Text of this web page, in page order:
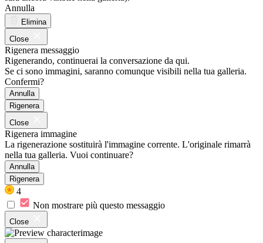
Annulla
Elimina
Close
Rigenera messaggio
Rigenerando, continuerai la conversazione da qui.
Se ci sono immagini, saranno comunque visibili nella tua galleria.
Confermi?
Annulla
Rigenera
Close
Rigenera immagine
La rigenerazione sostituirà l'immagine corrente. L'originale rimarrà
nella tua galleria. Vuoi continuare?
Annulla
Rigenera
4
Non mostrare più questo messaggio
Close